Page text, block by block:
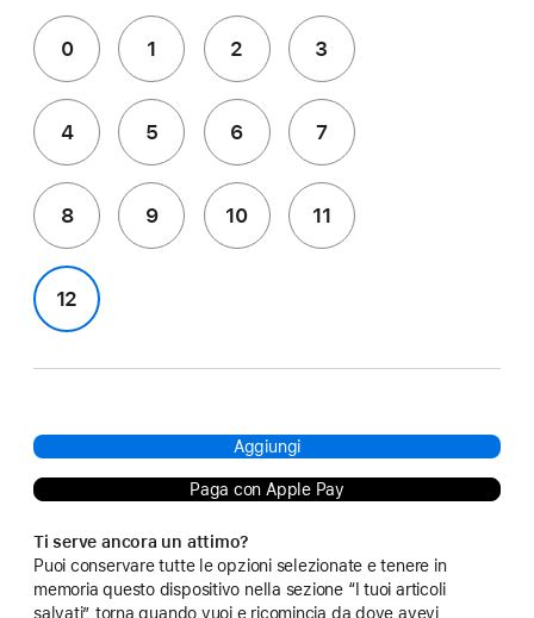
0 1 2 3
4 5 6 7
8 9 10 11
12
Aggiungi
Paga con Apple Pay
Ti serve ancora un attimo?
Puoi conservare tutte le opzioni selezionate e tenere in
memoria questo dispositivo nella sezione “I tuoi articoli
salvati”, torna quando vuoi e ricomincia da dove avevi